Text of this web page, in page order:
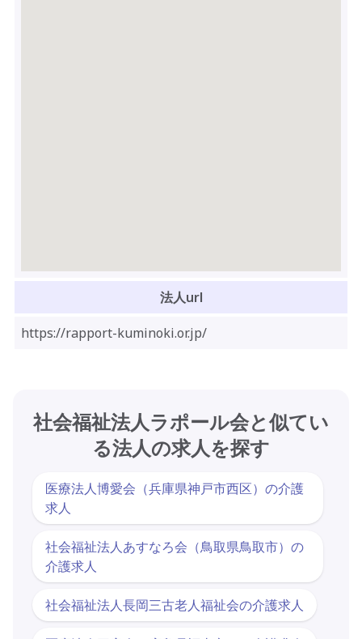
法人url
https://rapport-kuminoki.or.jp/
社会福祉法人ラポール会と似てい
る法人の求人を探す
医療法人博愛会（兵庫県神戸市西区）の介護
求人
社会福祉法人あすなろ会（鳥取県鳥取市）の
介護求人
社会福祉法人長岡三古老人福祉会の介護求人